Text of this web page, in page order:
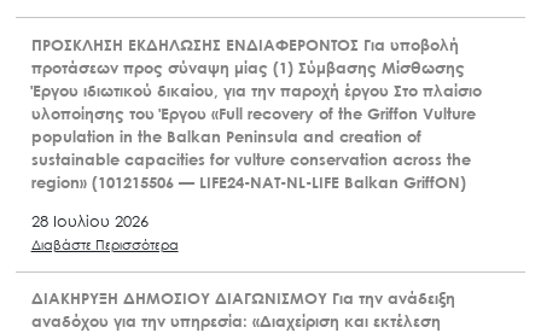
ΠΡΟΣΚΛΗΣΗ ΕΚΔΗΛΩΣΗΣ ΕΝΔΙΑΦΕΡΟΝΤΟΣ Για υποβολή
προτάσεων προς σύναψη μίας (1) Σύμβασης Μίσθωσης
Έργου ιδιωτικού δικαίου, για την παροχή έργου Στο πλαίσιο
υλοποίησης του Έργου «Full recovery of the Griffon Vulture
population in the Balkan Peninsula and creation of
sustainable capacities for vulture conservation across the
region» (101215506 — LIFE24-NAT-NL-LIFE Balkan GriffON)
28 Ιουλίου 2026
Διαβάστε Περισσότερα
ΔΙΑΚΗΡΥΞΗ ΔΗΜΟΣΙΟΥ ΔΙΑΓΩΝΙΣΜΟΥ Για την ανάδειξη
αναδόχου για την υπηρεσία: «Διαχείριση και εκτέλεση